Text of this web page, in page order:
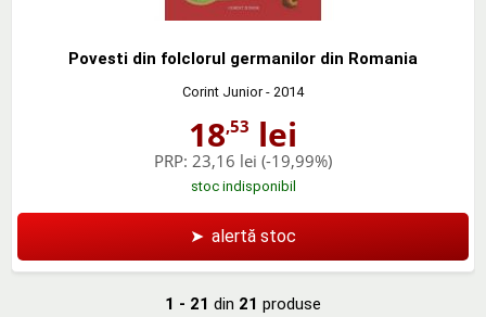
Povesti din folclorul germanilor din Romania
Corint Junior - 2014
18,53 lei
PRP: 23,16 lei (-19,99%)
stoc indisponibil
➤ alertă stoc
1 - 21 din 21 produse